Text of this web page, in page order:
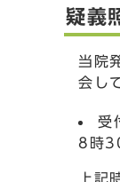
疑義
当院
会し
受
8時
上記